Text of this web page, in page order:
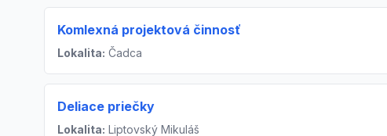
Komlexná projektová činnosť
Lokalita: Čadca
Deliace priečky
Lokalita: Liptovský Mikuláš